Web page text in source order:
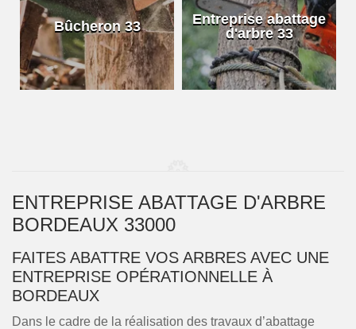
Bûcheron 33
Entreprise abattage
d'arbre 33
ENTREPRISE ABATTAGE D'ARBRE
BORDEAUX 33000
FAITES ABATTRE VOS ARBRES AVEC UNE
ENTREPRISE OPÉRATIONNELLE À
BORDEAUX
Dans le cadre de la réalisation des travaux d’abattage